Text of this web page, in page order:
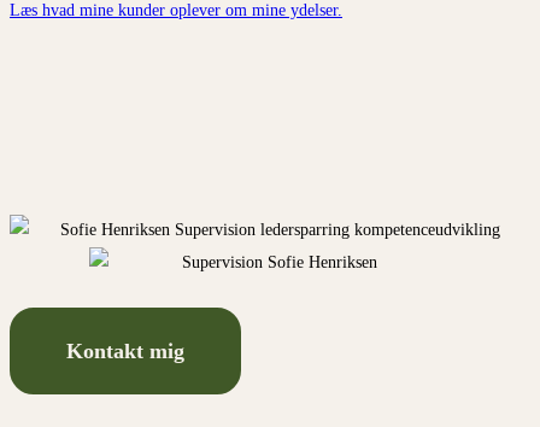
Læs hvad mine kunder oplever om mine ydelser.
Kontakt mig